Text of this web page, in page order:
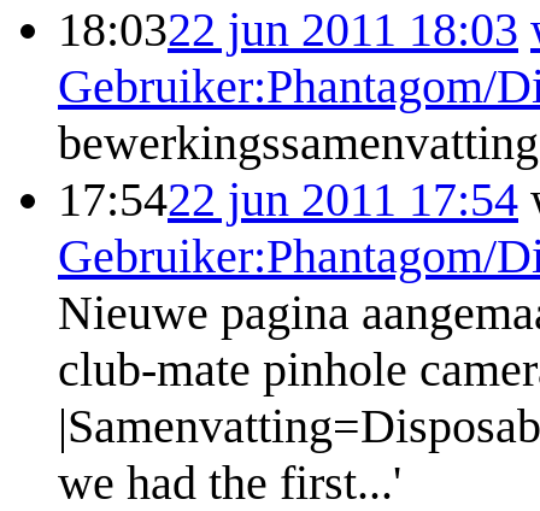
18:0322 jun 2011 18:03
Gebruiker:Phantagom/
bewerkingssamenvatting
17:5422 jun 2011 17:54
Gebruiker:Phantagom/
Nieuwe pagina
club-mate pinhole
we had the first...'